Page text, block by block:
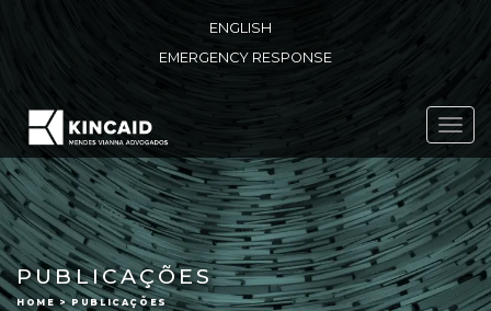
ENGLISH
EMERGENCY RESPONSE
PUBLICAÇÕES
HOME > PUBLICAÇÕES